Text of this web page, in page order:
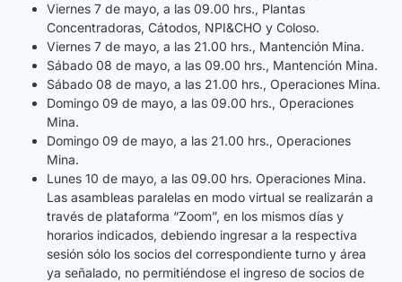
Viernes 7 de mayo, a las 09.00 hrs., Plantas
Concentradoras, Cátodos, NPI&CHO y Coloso.
Viernes 7 de mayo, a las 21.00 hrs., Mantención Mina.
Sábado 08 de mayo, a las 09.00 hrs., Mantención Mina.
Sábado 08 de mayo, a las 21.00 hrs., Operaciones Mina.
Domingo 09 de mayo, a las 09.00 hrs., Operaciones
Mina.
Domingo 09 de mayo, a las 21.00 hrs., Operaciones
Mina.
Lunes 10 de mayo, a las 09.00 hrs. Operaciones Mina.
Las asambleas paralelas en modo virtual se realizarán a
través de plataforma “Zoom”, en los mismos días y
horarios indicados, debiendo ingresar a la respectiva
sesión sólo los socios del correspondiente turno y área
ya señalado, no permitiéndose el ingreso de socios de